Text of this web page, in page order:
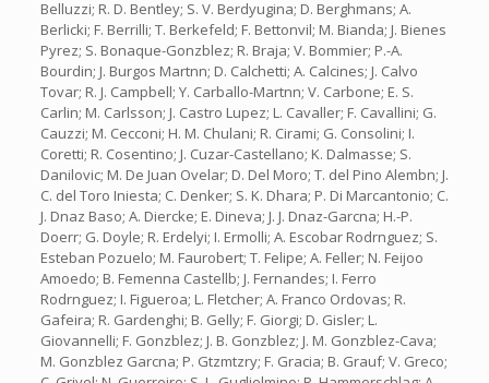
Belluzzi; R. D. Bentley; S. V. Berdyugina; D. Berghmans; A.
Berlicki; F. Berrilli; T. Berkefeld; F. Bettonvil; M. Bianda; J. Bienes
Pyrez; S. Bonaque-Gonzblez; R. Braja; V. Bommier; P.-A.
Bourdin; J. Burgos Martnn; D. Calchetti; A. Calcines; J. Calvo
Tovar; R. J. Campbell; Y. Carballo-Martnn; V. Carbone; E. S.
Carlin; M. Carlsson; J. Castro Lupez; L. Cavaller; F. Cavallini; G.
Cauzzi; M. Cecconi; H. M. Chulani; R. Cirami; G. Consolini; I.
Coretti; R. Cosentino; J. Cuzar-Castellano; K. Dalmasse; S.
Danilovic; M. De Juan Ovelar; D. Del Moro; T. del Pino Alembn; J.
C. del Toro Iniesta; C. Denker; S. K. Dhara; P. Di Marcantonio; C.
J. Dnaz Baso; A. Diercke; E. Dineva; J. J. Dnaz-Garcna; H.-P.
Doerr; G. Doyle; R. Erdelyi; I. Ermolli; A. Escobar Rodrnguez; S.
Esteban Pozuelo; M. Faurobert; T. Felipe; A. Feller; N. Feijoo
Amoedo; B. Femenna Castellb; J. Fernandes; I. Ferro
Rodrnguez; I. Figueroa; L. Fletcher; A. Franco Ordovas; R.
Gafeira; R. Gardenghi; B. Gelly; F. Giorgi; D. Gisler; L.
Giovannelli; F. Gonzblez; J. B. Gonzblez; J. M. Gonzblez-Cava;
M. Gonzblez Garcna; P. Gtzmtzry; F. Gracia; B. Grauf; V. Greco;